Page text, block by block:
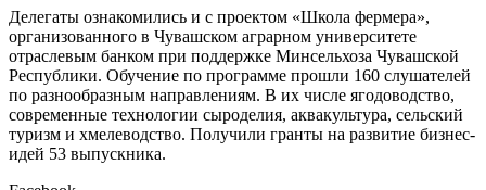
Делегаты ознакомились и с проектом «Школа фермера»,
организованного в Чувашском аграрном университете
отраслевым банком при поддержке Минсельхоза Чувашской
Республики. Обучение по программе прошли 160 слушателей
по разнообразным направлениям. В их числе ягодоводство,
современные технологии сыроделия, аквакультура, сельский
туризм и хмелеводство. Получили гранты на развитие бизнес-
идей 53 выпускника.